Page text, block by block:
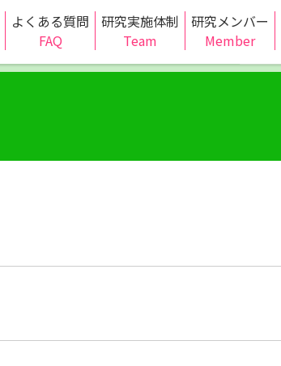
よくある質問
FAQ
研究実施体制
Team
研究メンバー
Member